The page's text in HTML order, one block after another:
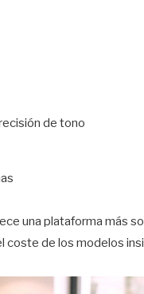
de tono
una plataforma más
coste de los modelos